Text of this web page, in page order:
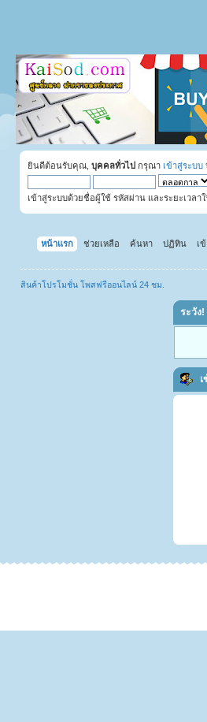
ยินดีต้อนรับคุณ, บุคคลทั่วไป กรุณา เข้าสู่ระบบ
เข้าสู่ระบบด้วยชื่อผู้ใช้ รหัสผ่าน และระยะเวลา
หน้าแรก ช่วยเหลือ ค้นหา ปฏิทิน เ
สินค้าโปรโมชั่น โพสฟรีออนไลน์ 24 ชม.
ระวัง!